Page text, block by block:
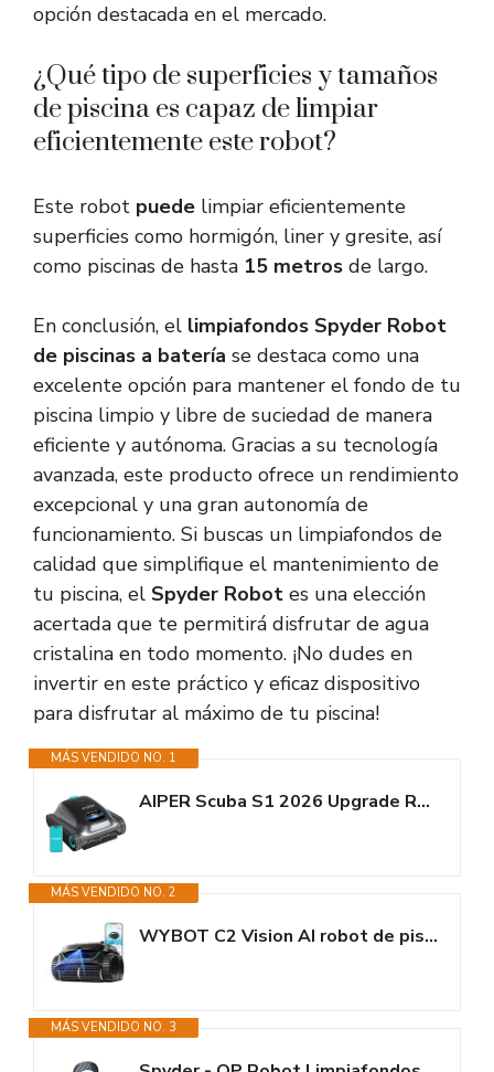
opción destacada en el mercado.
¿Qué tipo de superficies y tamaños
de piscina es capaz de limpiar
eficientemente este robot?
Este robot puede limpiar eficientemente
superficies como hormigón, liner y gresite, así
como piscinas de hasta 15 metros de largo.
En conclusión, el limpiafondos Spyder Robot
de piscinas a batería se destaca como una
excelente opción para mantener el fondo de tu
piscina limpio y libre de suciedad de manera
eficiente y autónoma. Gracias a su tecnología
avanzada, este producto ofrece un rendimiento
excepcional y una gran autonomía de
funcionamiento. Si buscas un limpiafondos de
calidad que simplifique el mantenimiento de
tu piscina, el Spyder Robot es una elección
acertada que te permitirá disfrutar de agua
cristalina en todo momento. ¡No dudes en
invertir en este práctico y eficaz dispositivo
para disfrutar al máximo de tu piscina!
MÁS VENDIDO NO. 1
AIPER Scuba S1 2026 Upgrade Robot Piscina Limpiafondos y Paredes, Aspirador...
MÁS VENDIDO NO. 2
WYBOT C2 Vision AI robot de piscina sin cable con cámara y batería, robot...
MÁS VENDIDO NO. 3